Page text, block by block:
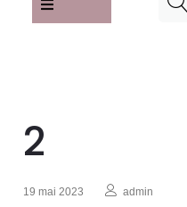
2
19 mai 2023 admin